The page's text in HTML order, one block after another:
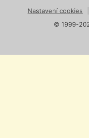
Nastavení cookies
© 1999-